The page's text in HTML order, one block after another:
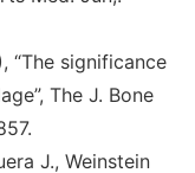
“The significance
”, The J. Bone
J., Weinstein